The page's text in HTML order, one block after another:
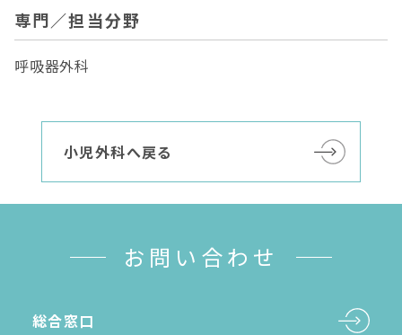
専門／担当分野
呼吸器外科
小児外科へ戻る
お問い合わせ
総合窓口